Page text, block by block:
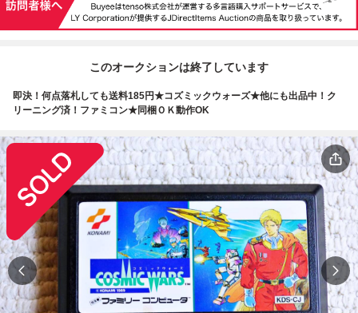
このオークションは終了しています
即決！何点落札しても送料185円★コズミックウォーズ★他にも出品中！ク
リーニング済！ファミコン★同梱ＯＫ動作OK